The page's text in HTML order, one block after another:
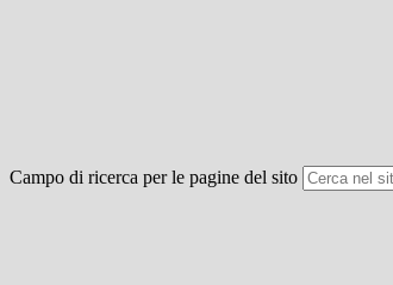
Campo di ricerca per le pagine del sito